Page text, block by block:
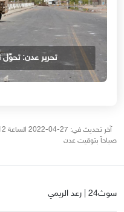
تحرير عدن:
آخر تحديث في: 27-04-
صباحاً بتوقيت عدن
سوث24 | رعد الريمي